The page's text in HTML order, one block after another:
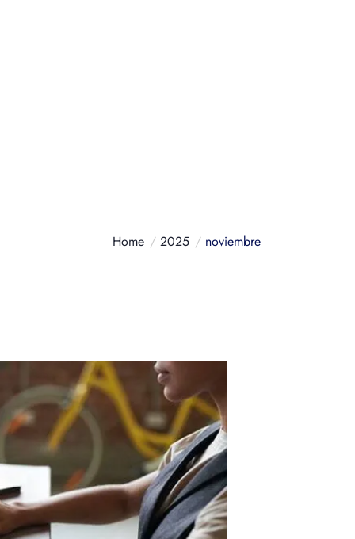
Home 2025 noviembre